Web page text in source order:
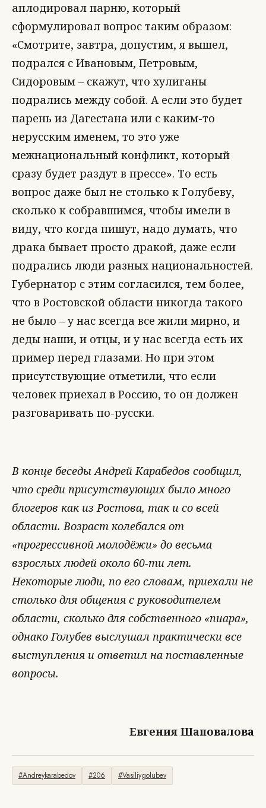
аплодировал парню, который
сформулировал вопрос таким образом:
«Смотрите, завтра, допустим, я вышел,
подрался с Ивановым, Петровым,
Сидоровым – скажут, что хулиганы
подрались между собой. А если это будет
парень из Дагестана или с каким-то
нерусским именем, то это уже
межнациональный конфликт, который
сразу будет раздут в прессе». То есть
вопрос даже был не столько к Голубеву,
сколько к собравшимся, чтобы имели в
виду, что когда пишут, надо думать, что
драка бывает просто дракой, даже если
подрались люди разных национальностей.
Губернатор с этим согласился, тем более,
что в Ростовской области никогда такого
не было – у нас всегда все жили мирно, и
деды наши, и отцы, и у нас всегда есть их
пример перед глазами. Но при этом
присутствующие отметили, что если
человек приехал в Россию, то он должен
разговаривать по-русски.
В конце беседы Андрей Карабедов сообщил,
что среди присутствующих было много
блогеров как из Ростова, так и со всей
области. Возраст колебался от
«прогрессивной молодёжи» до весьма
взрослых людей около 60-ти лет.
Некоторые люди, по его словам, приехали не
столько для общения с руководителем
области, сколько для собственного «пиара»,
однако Голубев выслушал практически все
выступления и ответил на поставленные
вопросы.
Евгения Шаповалова
#Andreykarabedov #206 #Vasiliygolubev